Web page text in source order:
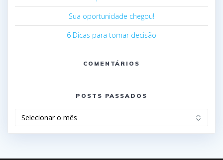
Sua oportunidade chegou!
6 Dicas para tomar decisão
COMENTÁRIOS
POSTS PASSADOS